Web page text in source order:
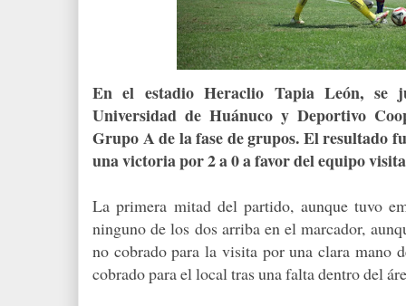
En el estadio Heraclio Tapia León, se
Universidad de Huánuco y Deportivo
Grupo A de la fase de grupos. El resultado
una victoria por 2 a 0 a favor del equipo
La primera mitad del partido, aunque tuvo
ninguno de los dos arriba en el marcador,
no cobrado para la visita por una clara mano
cobrado para el local tras una falta dentro del